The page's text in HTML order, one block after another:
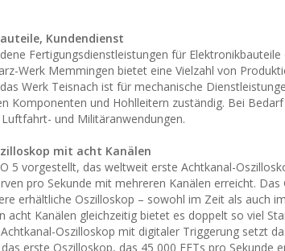
Kundendienst
Fertigungsdienstleistungen für
Werk Memmingen bietet eine Vielzahl von
Werk Teisnach ist für mechanische
Komponenten und Hohlleitern zuständig. Bei
und Militäranwendungen.
mit acht Kanälen
5 vorgestellt, das weltweit erste Achtkanal-
pro Sekunde mit mehreren Kanälen erreicht. Das
erhältliche Oszilloskop – sowohl im Zeit als auch
acht Kanälen gleichzeitig bietet es doppelt so viel
Oszilloskop mit digitaler Triggerung setzt
erste Oszilloskop, das 45 000 FFTs pro Sekunde